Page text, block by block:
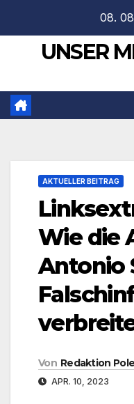
springen
08.
UNSER
AKTUELLER BEITRAG
Wie die
Antonio
Von Redaktion
APR. 10, 2023